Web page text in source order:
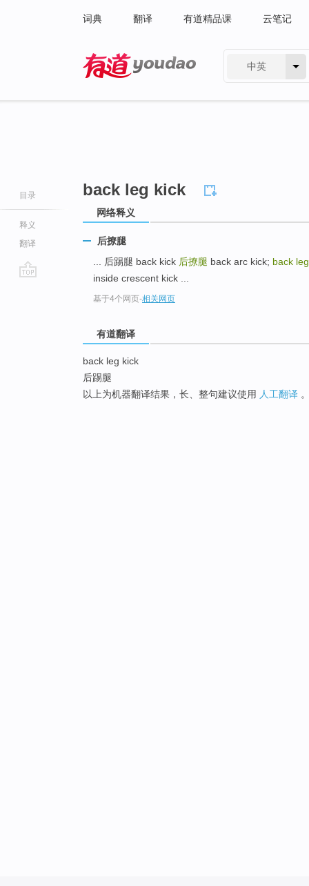
词典 翻译 有道精品课 云笔记
中英
目录
释义
翻译
back leg kick
网络释义
后撩腿
... 后踢腿 back kick 后撩腿 back arc kick; back
inside crescent kick ...
基于4个网页-相关网页
有道翻译
back leg kick
后踢腿
以上为机器翻译结果，长、整句建议使用 人工翻译